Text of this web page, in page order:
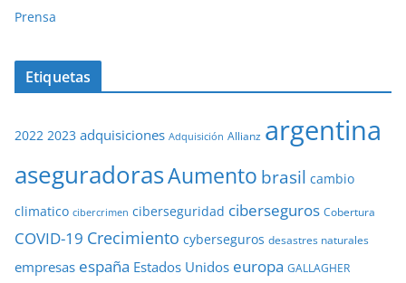
Prensa
Etiquetas
2022 2023 adquisiciones Adquisición Allianz argentina
aseguradorasAumento brasil cambio
climatico cibercrimen ciberseguridad ciberseguros Cobertura
COVID-19 Crecimiento cyberseguros desastres naturales
empresas españa Estados Unidos europa GALLAGHER